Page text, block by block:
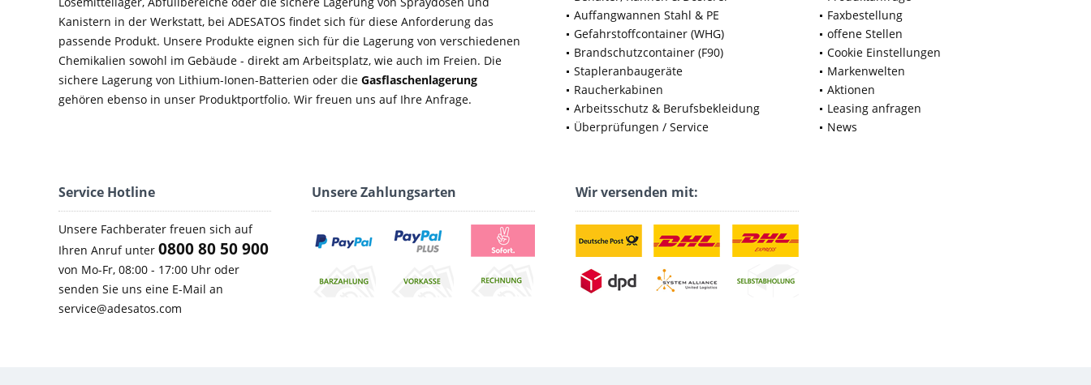
Kanistern in der Werkstatt, bei ADESATOS findet sich für diese Anforderung das
passende Produkt. Unsere Produkte eignen sich für die Lagerung von verschiedenen
Chemikalien sowohl im Gebäude - direkt am Arbeitsplatz, wie auch im Freien. Die
sichere Lagerung von Lithium-Ionen-Batterien oder die Gasflaschenlagerung
gehören ebenso in unser Produktportfolio. Wir freuen uns auf Ihre Anfrage.
Auffangwannen Stahl & PE
Gefahrstoffcontainer (WHG)
Brandschutzcontainer (F90)
Stapleranbaugeräte
Raucherkabinen
Arbeitsschutz & Berufsbekleidung
Überprüfungen / Service
Faxbestellung
offene Stellen
Cookie Einstellungen
Markenwelten
Aktionen
Leasing anfragen
News
Service Hotline
Unsere Fachberater freuen sich auf
Ihren Anruf unter 0800 80 50 900
von Mo-Fr, 08:00 - 17:00 Uhr oder
senden Sie uns eine E-Mail an
service@adesatos.com
Unsere Zahlungsarten Wir versenden mit: